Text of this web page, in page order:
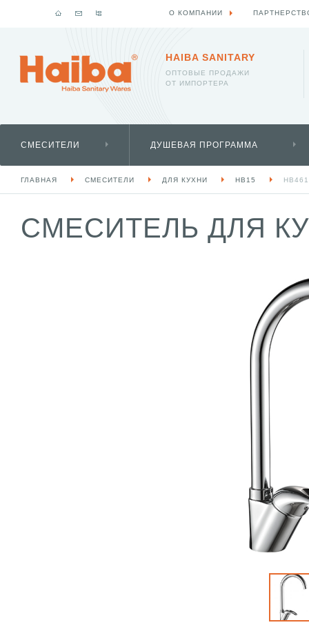
HAIBA SANITARY
ОПТОВЫЕ ПРОДАЖИ
ОТ ИМПОРТЕРА
СМЕСИТЕЛИ ДУШЕВАЯ ПРОГРАММА
ГЛАВНАЯ СМЕСИТЕЛИ ДЛЯ КУХНИ HB15
СМЕСИТЕЛЬ ДЛЯ
О КОМПАНИИ